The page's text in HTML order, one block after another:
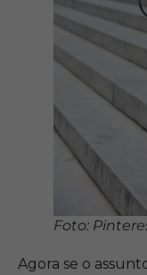
Foto:
Agora se o